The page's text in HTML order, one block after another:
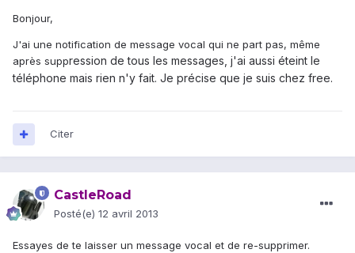
Bonjour,
J'ai une notification de message vocal qui ne part pas, même
après suppression de tous les messages, j'ai aussi éteint le
téléphone mais rien n'y fait. Je précise que je suis chez free.
Citer
CastleRoad
Posté(e) 12 avril 2013
Essayes de te laisser un message vocal et de re-supprimer.